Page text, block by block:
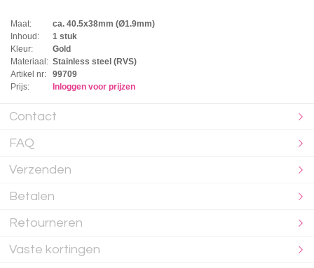
Maat:
ca. 40.5x38mm (Ø1.9mm)
Inhoud:
1 stuk
Kleur:
Gold
Materiaal: Stainless steel (RVS)
Artikel nr:
99709
Prijs:
Inloggen voor prijzen
Contact
FAQ
Verzenden
Betalen
Retourneren
Vaste kortingen